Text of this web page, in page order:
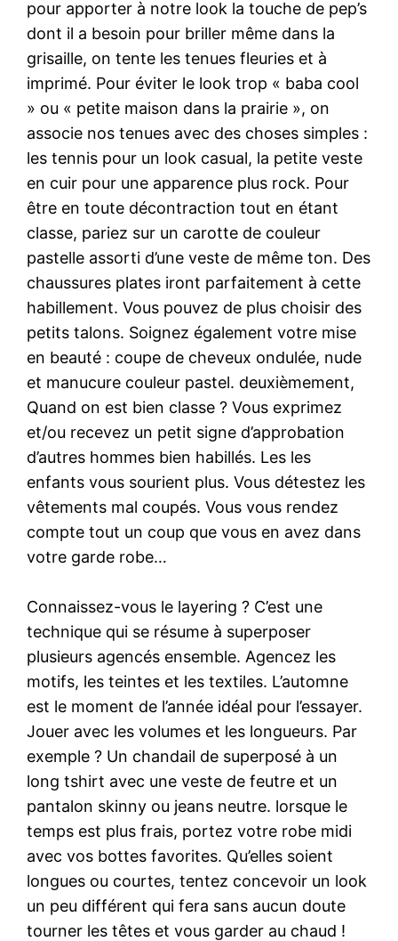
pour apporter à notre look la touche de pep’s
dont il a besoin pour briller même dans la
grisaille, on tente les tenues fleuries et à
imprimé. Pour éviter le look trop « baba cool
» ou « petite maison dans la prairie », on
associe nos tenues avec des choses simples :
les tennis pour un look casual, la petite veste
en cuir pour une apparence plus rock. Pour
être en toute décontraction tout en étant
classe, pariez sur un carotte de couleur
pastelle assorti d’une veste de même ton. Des
chaussures plates iront parfaitement à cette
habillement. Vous pouvez de plus choisir des
petits talons. Soignez également votre mise
en beauté : coupe de cheveux ondulée, nude
et manucure couleur pastel. deuxièmement,
Quand on est bien classe ? Vous exprimez
et/ou recevez un petit signe d’approbation
d’autres hommes bien habillés. Les les
enfants vous sourient plus. Vous détestez les
vêtements mal coupés. Vous vous rendez
compte tout un coup que vous en avez dans
votre garde robe…
Connaissez-vous le layering ? C’est une
technique qui se résume à superposer
plusieurs agencés ensemble. Agencez les
motifs, les teintes et les textiles. L’automne
est le moment de l’année idéal pour l’essayer.
Jouer avec les volumes et les longueurs. Par
exemple ? Un chandail de superposé à un
long tshirt avec une veste de feutre et un
pantalon skinny ou jeans neutre. lorsque le
temps est plus frais, portez votre robe midi
avec vos bottes favorites. Qu’elles soient
longues ou courtes, tentez concevoir un look
un peu différent qui fera sans aucun doute
tourner les têtes et vous garder au chaud !